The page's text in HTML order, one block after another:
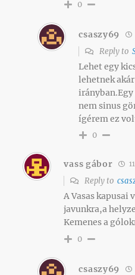
0
csaszy69
Reply to
Lehet egy
lehetnek
nem sinus
ígérem ez
0
vass gábor
Reply to
A Vasas
javunkra,a
Kemenes a
0
csaszy69